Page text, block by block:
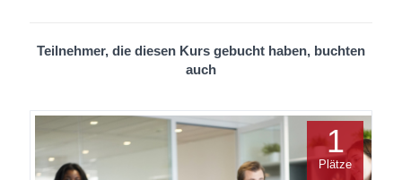
Teilnehmer, die diesen Kurs gebucht haben, buchten
auch
1
Plätze